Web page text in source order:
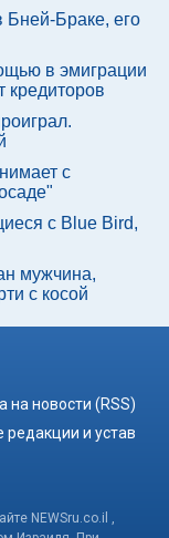
Бней-Браке, его
в эмиграции
кредиторов
с
с Blue Bird,
мужчина,
с косой
на новости (RSS)
и устав
NEWSru.co.il ,